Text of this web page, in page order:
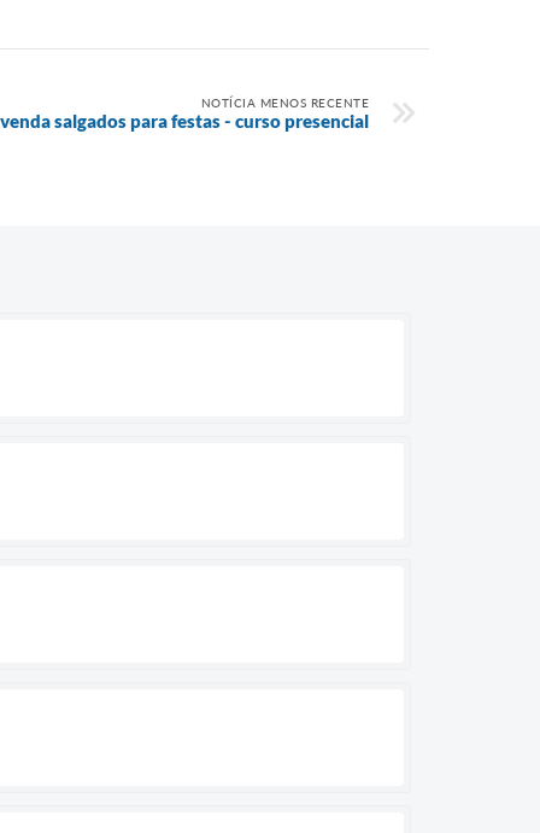
NOTÍCIA MENOS RECENTE
salgados para festas - curso presencial